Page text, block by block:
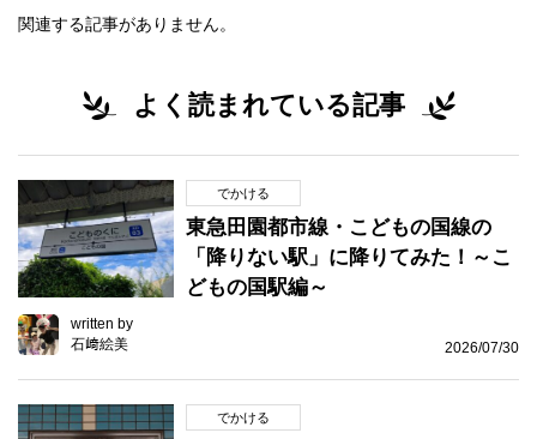
関連する記事がありません。
よく読まれている記事
でかける
東急田園都市線・こどもの国線の
「降りない駅」に降りてみた！～こ
どもの国駅編～
written by
石﨑絵美
2026/07/30
でかける